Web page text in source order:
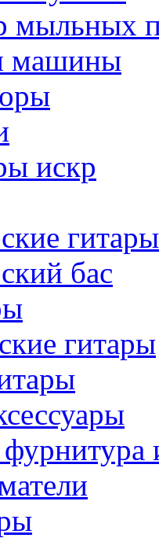
мыльных
машины
искр
гитары
бас
гитары